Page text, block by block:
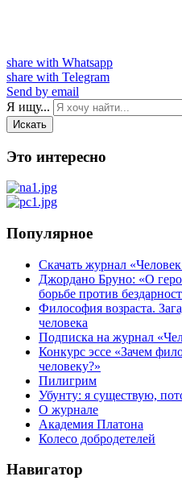
share with Whatsapp
share with Telegram
Send by email
Я ищу...
Искать
Это интересно
Популярное
Скачать журнал
Джордано Бруно: «О
борьбе против
Философия возраста.
человека
Подписка на журнал
Конкурс эссе «Зачем
человеку?»
Пилигрим
Убунту: я существую,
О журнале
Академия Платона
Колесо добродетелей
Навигатор